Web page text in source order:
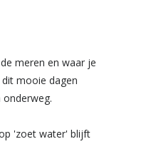
meren en waar je
mooie dagen
'zoet water' blijft